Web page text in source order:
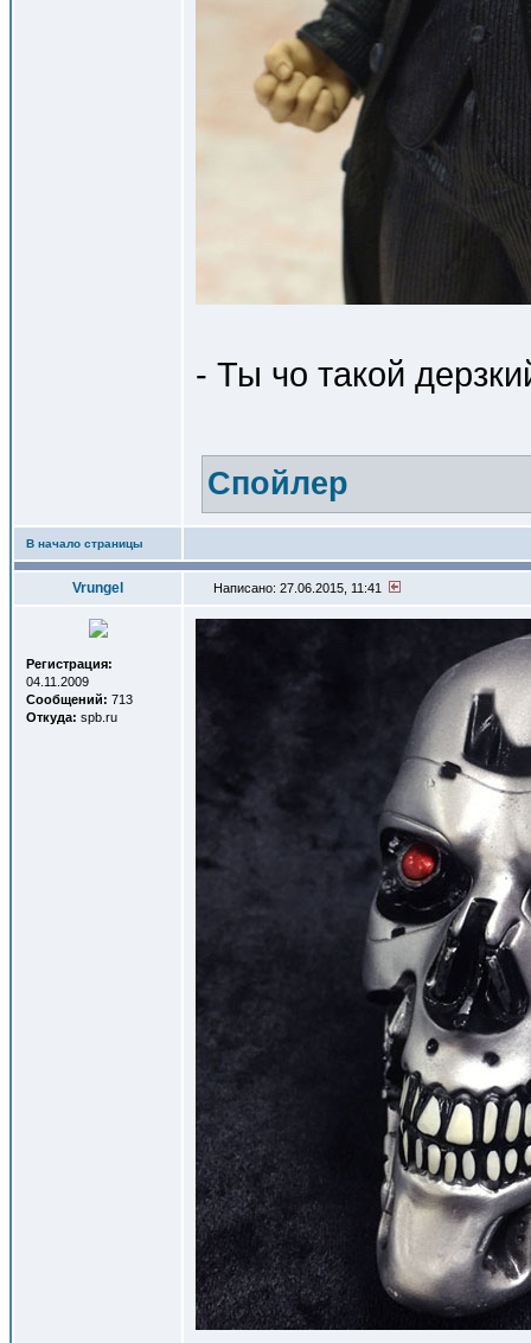
- Ты чо такой
Спойлер
В начало страницы
Vrungel Написано: 27.06.2015, 11:41
Регистрация:
04.11.2009
Сообщений: 713
Откуда: spb.ru